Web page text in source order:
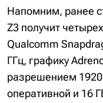
Напомним, ранее
Z3 получит
Qualcomm
ГГц, графику
разрешением
оперативной и 16